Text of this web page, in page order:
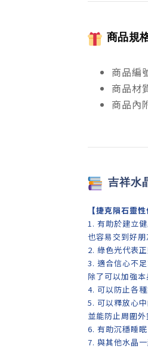
商品規
商品編
商品材
商品內
吉祥水
【捷克隕石靈性
1. 有助於建立
也容易交到好
2. 綠色光代表
3. 適合信心不
除了可以加強
4. 可以防止各
5. 可以釋放心
並能防止周圍
6. 有助沉穩睡
7. 與其他水晶